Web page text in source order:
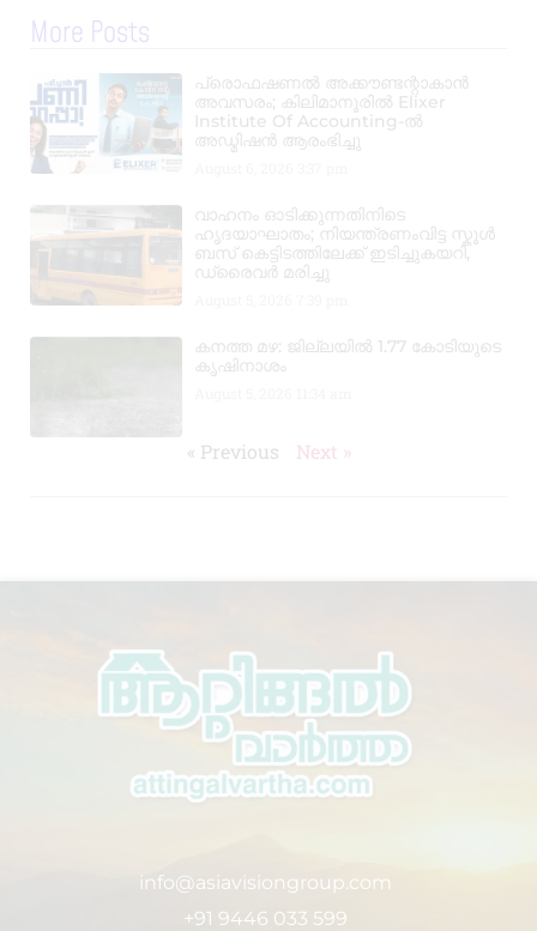
More Posts
പ്രൊഫഷണൽ അക്കൗണ്ടന്റാകാൻ
അവസരം; കിലിമാനൂരിൽ Elixer
Institute Of Accounting-ൽ
അഡ്മിഷൻ ആരംഭിച്ചു
വാഹനം ഓടിക്കുന്നതിനിടെ
ഹൃദയാഘാതം; നിയന്ത്രണംവിട്ട സ്കൂൾ
ബസ് കെട്ടിടത്തിലേക്ക് ഇടിച്ചുകയറി,
ഡ്രൈവർ മരിച്ചു
കനത്ത മഴ: ജില്ലയിൽ 1.77 കോടിയുടെ
കൃഷിനാശം
« Previous Next »
info@asiavisiongroup.com
+91 9446 033 599